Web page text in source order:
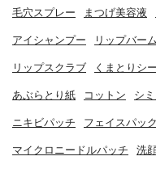
毛穴スプレー まつげ美容液
アイシャンプー リップバーム
リップスクラブ くまとりシ
あぶらとり紙 コットン シ
ニキビパッチ フェイスパッ
マイクロニードルパッチ 洗